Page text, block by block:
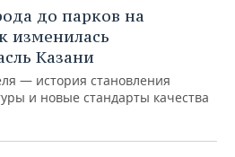
до парков на
изменилась
Казани
— история становления
и новые стандарты качества